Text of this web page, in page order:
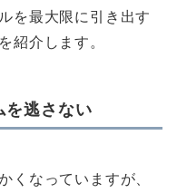
を最大限に引き出す
紹介します。
を逃さない
くなっていますが、